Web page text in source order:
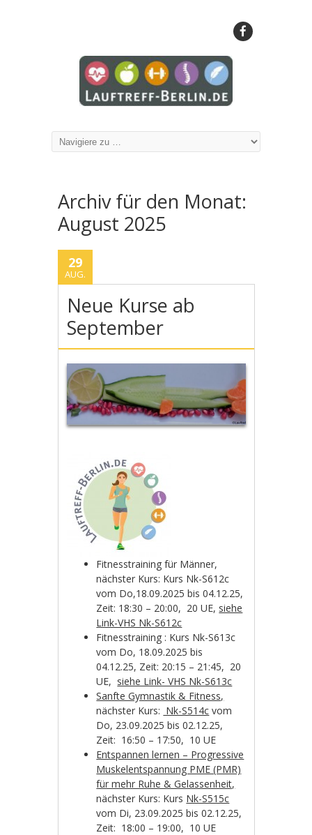
Archiv für den Monat:
August 2025
29
AUG.
Neue Kurse ab
September
Fitnesstraining für Männer,
nächster Kurs: Kurs Nk-S612c
vom Do,18.09.2025 bis 04.12.25,
Zeit: 18:30 – 20:00, 20 UE, siehe
Link-VHS Nk-S612c
Fitnesstraining : Kurs Nk-S613c
vom Do, 18.09.2025 bis
04.12.25, Zeit: 20:15 – 21:45, 20
UE, siehe Link- VHS Nk-S613c
Sanfte Gymnastik & Fitness,
nächster Kurs: Nk-S514c vom
Do, 23.09.2025 bis 02.12.25,
Zeit: 16:50 – 17:50, 10 UE
Entspannen lernen – Progressive
Muskelentspannung PME (PMR)
für mehr Ruhe & Gelassenheit,
nächster Kurs: Kurs Nk-S515c
vom Di, 23.09.2025 bis 02.12.25,
Zeit: 18:00 – 19:00, 10 UE